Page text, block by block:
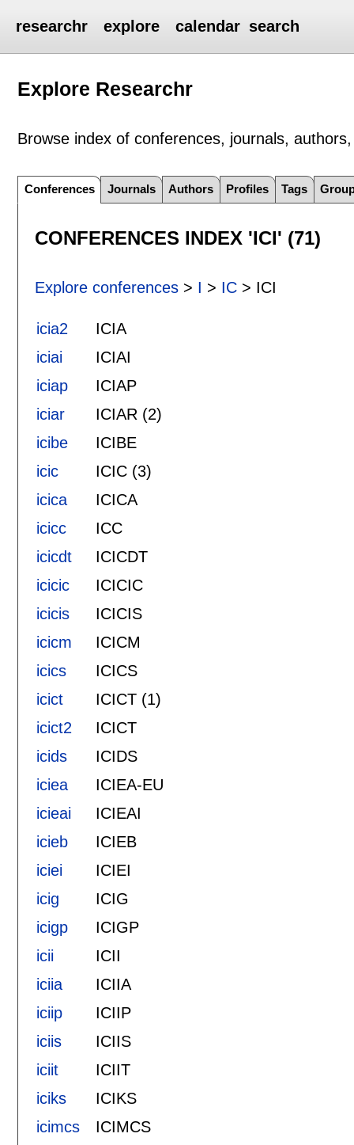
researchr explore calendar search
Explore Researchr
Browse index of conferences, journals,
Conferences Journals Authors Profiles Tags
CONFERENCES INDEX 'ICI' (71)
Explore conferences> I > IC> ICI
icia2
ICIA
iciai
ICIAI
iciap
ICIAP
iciar
ICIAR (2)
icibe
ICIBE
icic
ICIC (3)
icica
ICICA
icicc
ICC
icicdt
ICICDT
icicic
ICICIC
icicis
ICICIS
icicm
ICICM
icics
ICICS
icict
ICICT (1)
icict2
ICICT
icids
ICIDS
iciea
ICIEA-EU
icieai
ICIEAI
icieb
ICIEB
iciei
ICIEI
icig
ICIG
icigp
ICIGP
icii
ICII
iciia
ICIIA
iciip
ICIIP
iciis
ICIIS
iciit
ICIIT
iciks
ICIKS
icimcs
ICIMCS